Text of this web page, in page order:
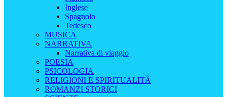
Inglese
Spagnolo
Tedesco
MUSICA
NARRATIVA
Narrativa di viaggio
POESIA
PSICOLOGIA
RELIGIONI E SPIRITUALITÀ
ROMANZI STORICI